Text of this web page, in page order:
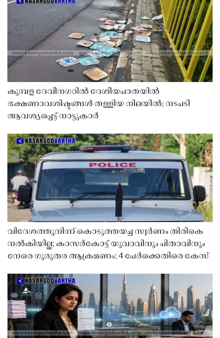
കുമ്പള ദേവീനഗറിൽ ദേശീയപാതയിൽ
ഭക്ഷണാവശിഷ്ടങ്ങൾ തള്ളിയ നിലയിൽ; നടപടി
ആവശ്യപ്പെട്ട് നാട്ടുകാർ
വിദേശത്തുനിന്ന് കൊടുത്തയച്ച സ്വർണം തിരികെ
നൽകിയില്ല; കാസർകോട്ട് യുവാവിനും പിതാവിനും
നേരെ ഗുരുതര ആക്രമണം; 4 പേർക്കെതിരെ കേസ്